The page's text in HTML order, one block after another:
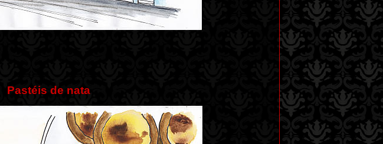
Pastéis de nata